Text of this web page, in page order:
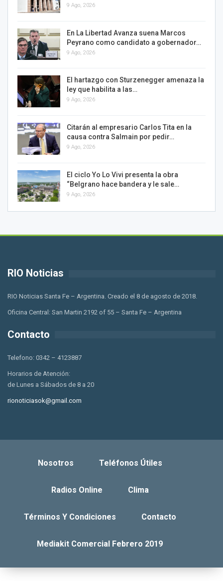
9 Ago, 2026
En La Libertad Avanza suena Marcos
Peyrano como candidato a gobernador…
9 Ago, 2026
El hartazgo con Sturzenegger amenaza la
ley que habilita a las…
9 Ago, 2026
Citarán al empresario Carlos Tita en la
causa contra Salmain por pedir…
9 Ago, 2026
El ciclo Yo Lo Vivi presenta la obra
“Belgrano hace bandera y le sale…
9 Ago, 2026
RIO Noticias
RIO Noticias Santa Fe – Argentina. Creado el 8 de agosto de 2018.
Oficina Central: San Martin 2192 of 55 – Santa Fe – Argentina
Contacto
Telefono: 0342 – 4123887
Horarios de Atención:
de Lunes a Sábados de 8 a 20
rionoticiasok@gmail.com
Nosotros Teléfonos Útiles
Radios Online Clima
Términos Y Condiciones Contacto
Mediakit Comercial Febrero 2019